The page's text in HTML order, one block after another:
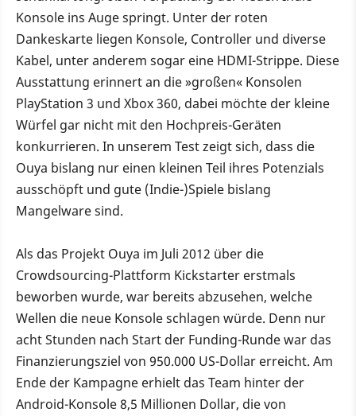
Konsole ins Auge springt. Unter der roten
Dankeskarte liegen Konsole, Controller und diverse
Kabel, unter anderem sogar eine HDMI-Strippe. Diese
Ausstattung erinnert an die »großen« Konsolen
PlayStation 3 und Xbox 360, dabei möchte der kleine
Würfel gar nicht mit den Hochpreis-Geräten
konkurrieren. In unserem Test zeigt sich, dass die
Ouya bislang nur einen kleinen Teil ihres Potenzials
ausschöpft und gute (Indie-)Spiele bislang
Mangelware sind.
Als das Projekt Ouya im Juli 2012 über die
Crowdsourcing-Plattform Kickstarter erstmals
beworben wurde, war bereits abzusehen, welche
Wellen die neue Konsole schlagen würde. Denn nur
acht Stunden nach Start der Funding-Runde war das
Finanzierungsziel von 950.000 US-Dollar erreicht. Am
Ende der Kampagne erhielt das Team hinter der
Android-Konsole 8,5 Millionen Dollar, die von